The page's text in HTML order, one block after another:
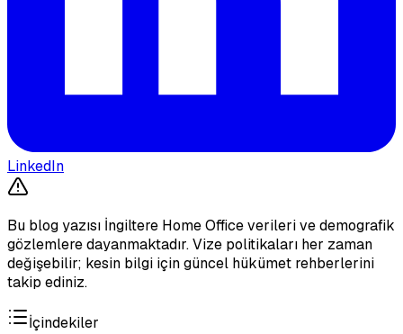
LinkedIn
Bu blog yazısı İngiltere Home Office verileri ve demografik
gözlemlere dayanmaktadır. Vize politikaları her zaman
değişebilir; kesin bilgi için güncel hükümet rehberlerini
takip ediniz.
İçindekiler